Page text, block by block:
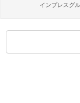
インプレスグ